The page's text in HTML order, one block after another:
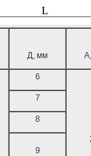
Д, мм
6
7
8
9